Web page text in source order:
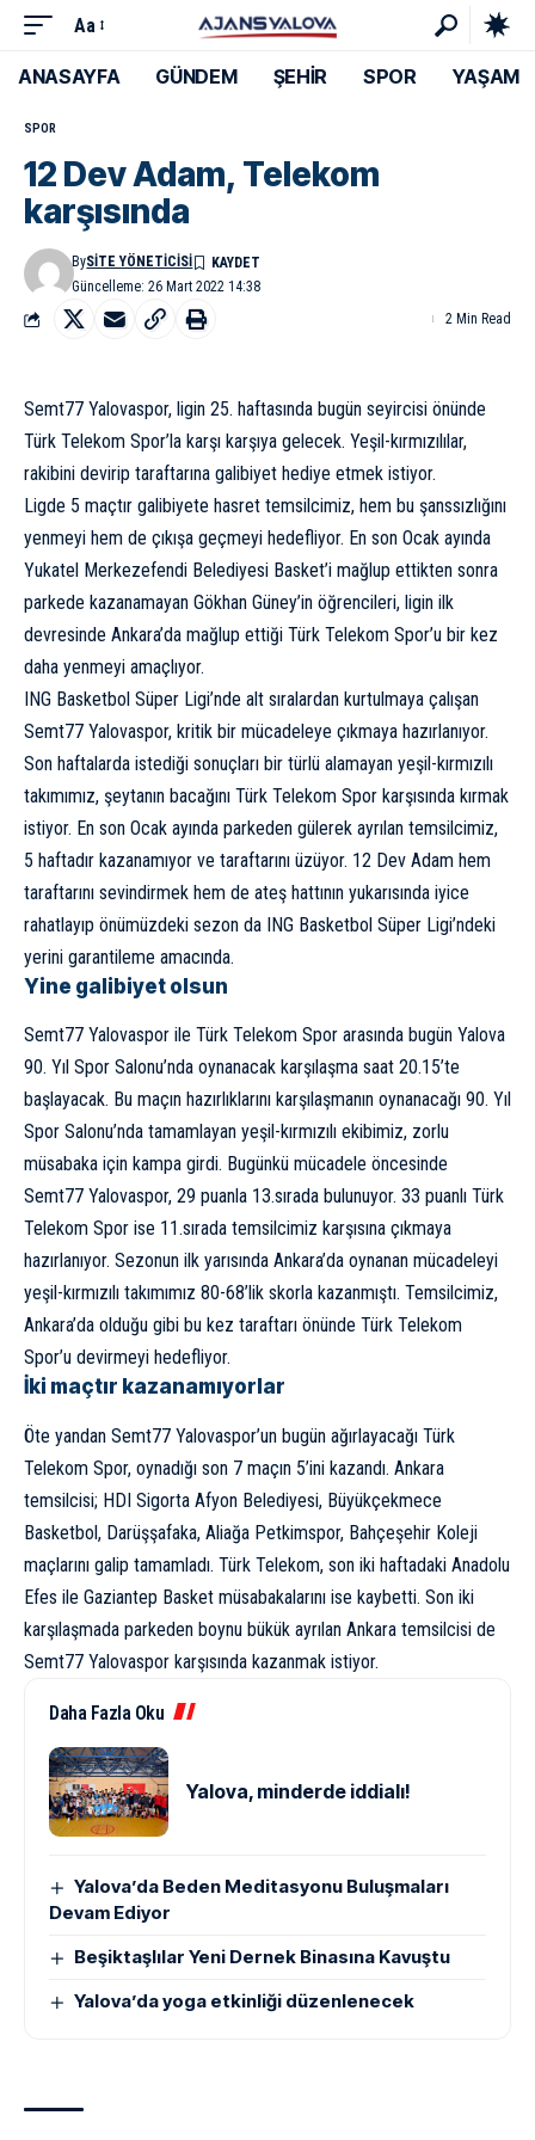
Aa
ANASAYFA GÜNDEM ŞEHİR SPOR YAŞAM
SPOR
12 Dev Adam, Telekom
karşısında
Güncelleme: 26 Mart 2022 14:38
BySITE YÖNETICISI
2 Min Read
Semt77 Yalovaspor, ligin 25. haftasında bugün seyircisi önünde
Türk Telekom Spor’la karşı karşıya gelecek. Yeşil-kırmızılılar,
rakibini devirip taraftarına galibiyet hediye etmek istiyor.
Ligde 5 maçtır galibiyete hasret temsilcimiz, hem bu şanssızlığını
yenmeyi hem de çıkışa geçmeyi hedefliyor. En son Ocak ayında
Yukatel Merkezefendi Belediyesi Basket’i mağlup ettikten sonra
parkede kazanamayan Gökhan Güney’in öğrencileri, ligin ilk
devresinde Ankara’da mağlup ettiği Türk Telekom Spor’u bir kez
daha yenmeyi amaçlıyor.
ING Basketbol Süper Ligi’nde alt sıralardan kurtulmaya çalışan
Semt77 Yalovaspor, kritik bir mücadeleye çıkmaya hazırlanıyor.
Son haftalarda istediği sonuçları bir türlü alamayan yeşil-kırmızılı
takımımız, şeytanın bacağını Türk Telekom Spor karşısında kırmak
istiyor. En son Ocak ayında parkeden gülerek ayrılan temsilcimiz,
5 haftadır kazanamıyor ve taraftarını üzüyor. 12 Dev Adam hem
taraftarını sevindirmek hem de ateş hattının yukarısında iyice
rahatlayıp önümüzdeki sezon da ING Basketbol Süper Ligi’ndeki
yerini garantileme amacında.
Yine galibiyet olsun
Semt77 Yalovaspor ile Türk Telekom Spor arasında bugün Yalova
90. Yıl Spor Salonu’nda oynanacak karşılaşma saat 20.15’te
başlayacak. Bu maçın hazırlıklarını karşılaşmanın oynanacağı 90. Yıl
Spor Salonu’nda tamamlayan yeşil-kırmızılı ekibimiz, zorlu
müsabaka için kampa girdi. Bugünkü mücadele öncesinde
Semt77 Yalovaspor, 29 puanla 13.sırada bulunuyor. 33 puanlı Türk
Telekom Spor ise 11.sırada temsilcimiz karşısına çıkmaya
hazırlanıyor. Sezonun ilk yarısında Ankara’da oynanan mücadeleyi
yeşil-kırmızılı takımımız 80-68’lik skorla kazanmıştı. Temsilcimiz,
Ankara’da olduğu gibi bu kez taraftarı önünde Türk Telekom
Spor’u devirmeyi hedefliyor.
İki maçtır kazanamıyorlar
Öte yandan Semt77 Yalovaspor’un bugün ağırlayacağı Türk
Telekom Spor, oynadığı son 7 maçın 5’ini kazandı. Ankara
temsilcisi; HDI Sigorta Afyon Belediyesi, Büyükçekmece
Basketbol, Darüşşafaka, Aliağa Petkimspor, Bahçeşehir Koleji
maçlarını galip tamamladı. Türk Telekom, son iki haftadaki Anadolu
Efes ile Gaziantep Basket müsabakalarını ise kaybetti. Son iki
karşılaşmada parkeden boynu bükük ayrılan Ankara temsilcisi de
Semt77 Yalovaspor karşısında kazanmak istiyor.
Daha Fazla Oku
Yalova, minderde iddialı!
Yalova’da Beden Meditasyonu Buluşmaları
Devam Ediyor
Beşiktaşlılar Yeni Dernek Binasına Kavuştu
Yalova’da yoga etkinliği düzenlenecek